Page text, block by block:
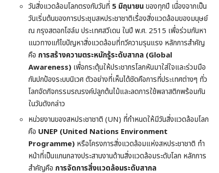
วันสิ่งแวดล้อมโลกตรงกับวันที่ 5 มิถุนายนของทุกปี เนื่องจากเป็น
วันเริ่มต้นของการประชุมสหประชาชาติเรื่องสิ่งแวดล้อมของมนุษย์
ณ กรุงสตอกโฮล์ม ประเทศสวีเดน ในปี พ.ศ. 2515 เพื่อร่วมกันหา
แนวทางแก้ไขปัญหาสิ่งแวดล้อมที่ทวีความรุนแรง หลักการสำคัญ
คือ การสร้างความตระหนักรู้ระดับสากล (Global
Awareness)เพื่อกระตุ้นให้ประชากรโลกหันมาใส่ใจและร่วมมือ
กันปกป้องระบบนิเวศ ตัวอย่างที่เห็นได้ชัดคือการที่ประเทศต่างๆ ทั่ว
โลกจัดกิจกรรมรณรงค์ปลูกต้นไม้และลดการใช้พลาสติกพร้อมกัน
ในวันดังกล่าว
หน่วยงานของสหประชาชาติ (UN) ที่กำหนดให้มีวันสิ่งแวดล้อมโลก
คือ UNEP (United Nations Environment
Programme)หรือโครงการสิ่งแวดล้อมแห่งสหประชาชาติ ทำ
หน้าที่เป็นแกนกลางประสานงานด้านสิ่งแวดล้อมระดับโลก หลักการ
สำคัญคือ การจัดการสิ่งแวดล้อมระดับสากล